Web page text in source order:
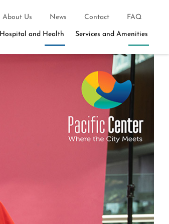
About Us News Contact FAQ
Hospital and Health Services and Amenities